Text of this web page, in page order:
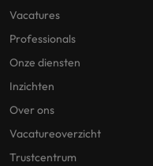
Vacatures
Professionals
Onze diensten
Inzichten
Over ons
Vacatureoverzicht
Trustcentrum